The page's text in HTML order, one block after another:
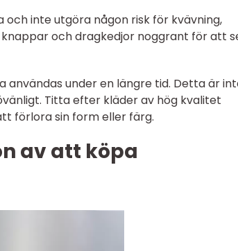
inte utgöra någon risk för kvävning,
och dragkedjor noggrant för att
användas under en längre tid. Detta är
Titta efter kläder av hög kvalitet
förlora sin form eller färg.
av att köpa